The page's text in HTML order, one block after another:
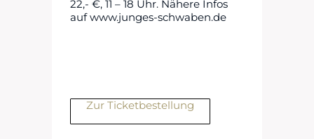
22,- €, 11 – 18 Uhr. Nähere Infos
auf www.junges-schwaben.de
Zur Ticketbestellung